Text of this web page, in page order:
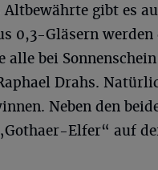
gibt es
0,3-Gläsern werden
alle bei
Drahs.
Neben den
Elfer“ auf